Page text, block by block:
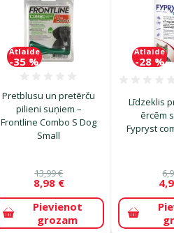
Pretblusu un pretērču
pilieni suņiem –
Frontline Combo S Dog
Small
13,99 €
8,98 €
Atlaide
-35 %
Pievienot
grozam
Līdzeklis
ērcēm
Fypryst
Atlaide
-28 %